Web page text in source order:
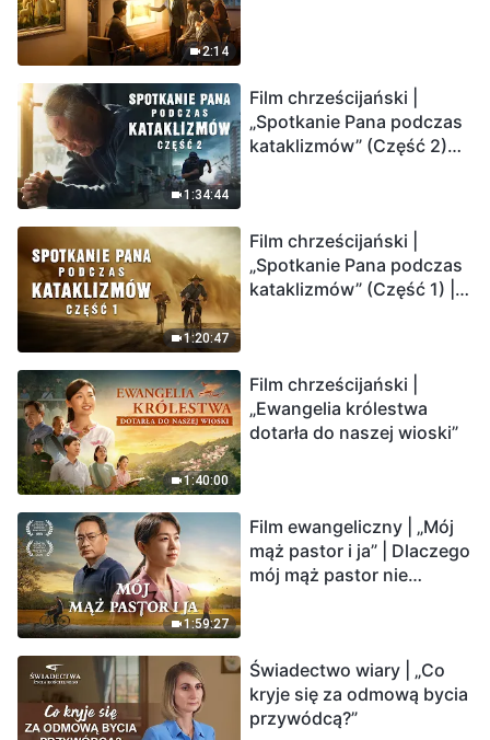
2:14
1:34:44
Film chrześcijański |
„Spotkanie Pana podczas
kataklizmów” (Część 2)
Ludzkość weszła w
odliczanie. Czy znalazłeś
już drogę ocalenia?
1:20:47
Film chrześcijański |
„Spotkanie Pana podczas
kataklizmów” (Część 1) |
1:40:00
Film chrześcijański |
„Ewangelia królestwa
dotarła do naszej wioski”
1:59:27
Film ewangeliczny | „Mój
mąż pastor i ja” | Dlaczego
mój mąż pastor nie
Świadectwo wiary | „Co
kryje się za odmową bycia
przywódcą?”